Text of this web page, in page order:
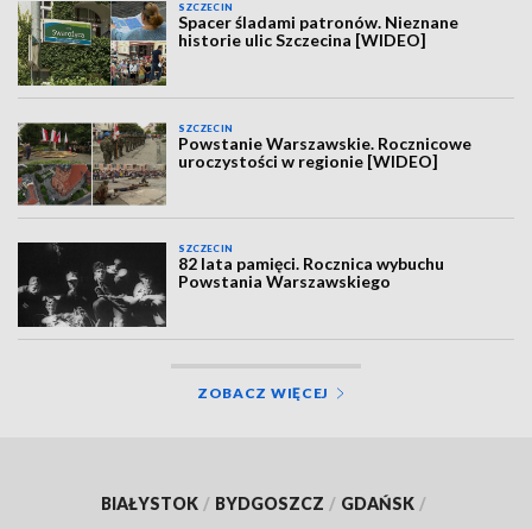
SZCZECIN
Spacer śladami patronów. Nieznane
historie ulic Szczecina [WIDEO]
SZCZECIN
Powstanie Warszawskie. Rocznicowe
uroczystości w regionie [WIDEO]
SZCZECIN
82 lata pamięci. Rocznica wybuchu
Powstania Warszawskiego
ZOBACZ WIĘCEJ
BIAŁYSTOK / BYDGOSZCZ / GDAŃSK /